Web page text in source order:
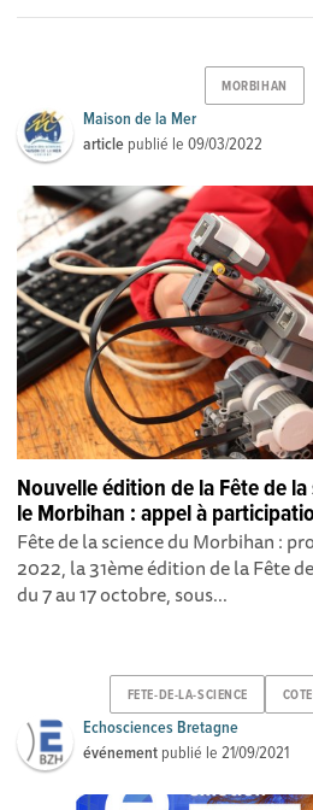
MORBIHAN
Maison de la Mer
article publié le09/03/2022
Nouvelle édition de la Fête de
le Morbihan : appel à
Fête de la science du Morbihan :
2022, la 31ème édition de la Fête
du 7 au 17 octobre, sous...
FETE-DE-LA-SCIENCE
Echosciences Bretagne
événement publié le21/09/2021